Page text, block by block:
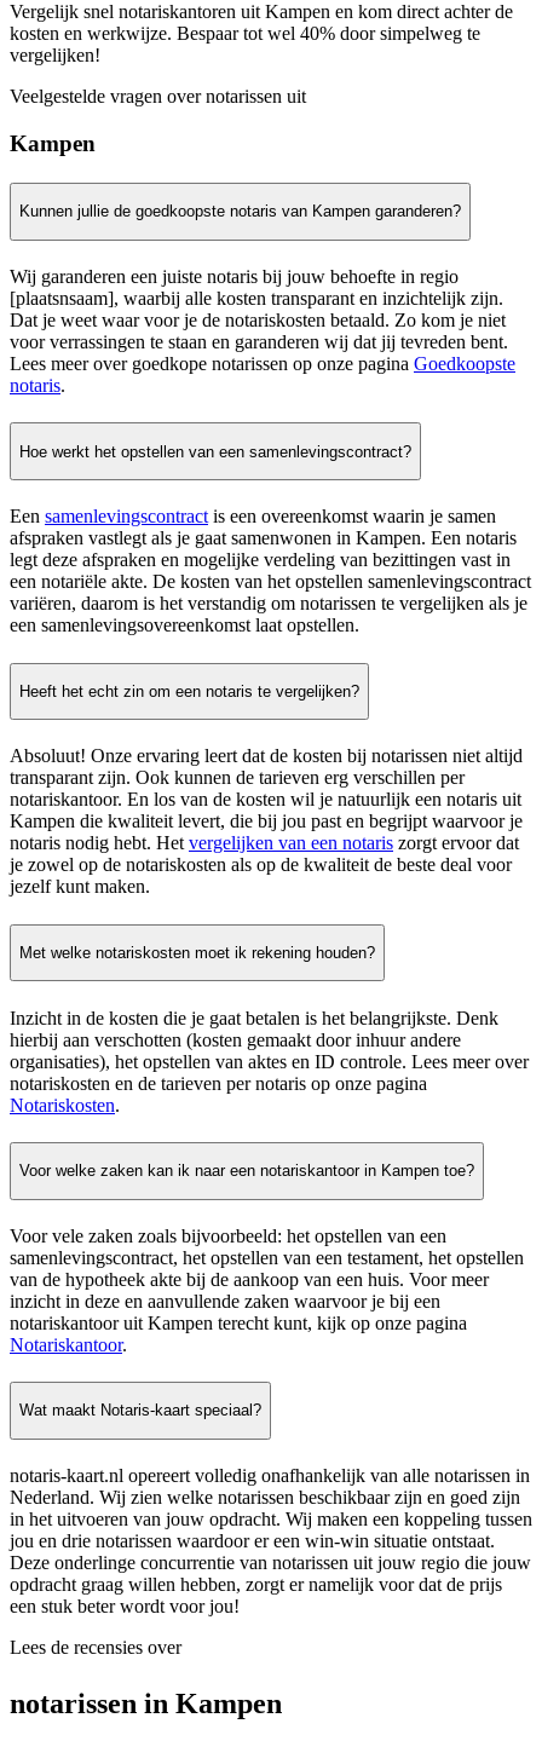
Vergelijk snel notariskantoren uit Kampen en kom direct achter de
kosten en werkwijze. Bespaar tot wel 40% door simpelweg te
vergelijken!
Veelgestelde vragen over notarissen uit
Kampen
Kunnen jullie de goedkoopste notaris van Kampen garanderen?
Wij garanderen een juiste notaris bij jouw behoefte in regio
[plaatsnsaam], waarbij alle kosten transparant en inzichtelijk zijn.
Dat je weet waar voor je de notariskosten betaald. Zo kom je niet
voor verrassingen te staan en garanderen wij dat jij tevreden bent.
Lees meer over goedkope notarissen op onze pagina Goedkoopste
notaris.
Hoe werkt het opstellen van een samenlevingscontract?
Een samenlevingscontract is een overeenkomst waarin je samen
afspraken vastlegt als je gaat samenwonen in Kampen. Een notaris
legt deze afspraken en mogelijke verdeling van bezittingen vast in
een notariële akte. De kosten van het opstellen samenlevingscontract
variëren, daarom is het verstandig om notarissen te vergelijken als je
een samenlevingsovereenkomst laat opstellen.
Heeft het echt zin om een notaris te vergelijken?
Absoluut! Onze ervaring leert dat de kosten bij notarissen niet altijd
transparant zijn. Ook kunnen de tarieven erg verschillen per
notariskantoor. En los van de kosten wil je natuurlijk een notaris uit
Kampen die kwaliteit levert, die bij jou past en begrijpt waarvoor je
notaris nodig hebt. Hetvergelijken van een notaris zorgt ervoor dat
je zowel op de notariskosten als op de kwaliteit de beste deal voor
jezelf kunt maken.
Met welke notariskosten moet ik rekening houden?
Inzicht in de kosten die je gaat betalen is het belangrijkste. Denk
hierbij aan verschotten (kosten gemaakt door inhuur andere
organisaties), het opstellen van aktes en ID controle. Lees meer over
notariskosten en de tarieven per notaris op onze pagina
Notariskosten.
Voor welke zaken kan ik naar een notariskantoor in Kampen toe?
Voor vele zaken zoals bijvoorbeeld: het opstellen van een
samenlevingscontract, het opstellen van een testament, het opstellen
van de hypotheek akte bij de aankoop van een huis. Voor meer
inzicht in deze en aanvullende zaken waarvoor je bij een
notariskantoor uit Kampen terecht kunt, kijk op onze pagina
Notariskantoor.
Wat maakt Notaris-kaart speciaal?
notaris-kaart.nl opereert volledig onafhankelijk van alle notarissen in
Nederland. Wij zien welke notarissen beschikbaar zijn en goed zijn
in het uitvoeren van jouw opdracht. Wij maken een koppeling tussen
jou en drie notarissen waardoor er een win-win situatie ontstaat.
Deze onderlinge concurrentie van notarissen uit jouw regio die jouw
opdracht graag willen hebben, zorgt er namelijk voor dat de prijs
een stuk beter wordt voor jou!
Lees de recensies over
notarissen in Kampen